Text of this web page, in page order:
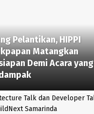
Pelantikan, HIPPI
Matangkan
Demi Acara yang